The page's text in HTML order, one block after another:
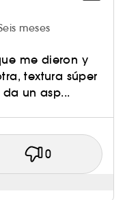
meses
me dieron y
textura súper
un asp...
0